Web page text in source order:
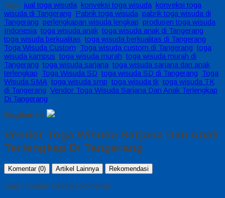
Tags: jual toga wisuda, konveksi toga wisuda, konveksi toga
wisuda di Tangerang, Pabrik toga wisuda, pabrik toga wisuda di
Tangerang, perlengkapan wisuda lengkap, produsen toga wisuda
Indonesia, toga wisuda anak, toga wisuda anak di Tangerang,
toga wisuda berkualitas, toga wisuda berkualitas di Tangerang,
Toga Wisuda Custom, Toga wisuda custom di Tangerang, toga
wisuda kampus, toga wisuda murah, toga wisuda murah di
Tangerang, toga wisuda sarjana, toga wisuda sarjana dan anak
terlengkap, Toga Wisuda SD, toga wisuda SD di Tangerang, Toga
Wisuda SMA, toga wisuda smp, toga wisuda tk, toga wisuda TK
di Tangerang, Vendor Toga Wisuda Sarjana Dan Anak Terlengkap
Di Tangerang
Bagikan ke
Vendor Toga Wisuda Sarjana Dan Anak
Terlengkap Di Tangerang
Komentar (0) Artikel Lainnya Rekomendasi
Saat ini belum tersedia komentar.